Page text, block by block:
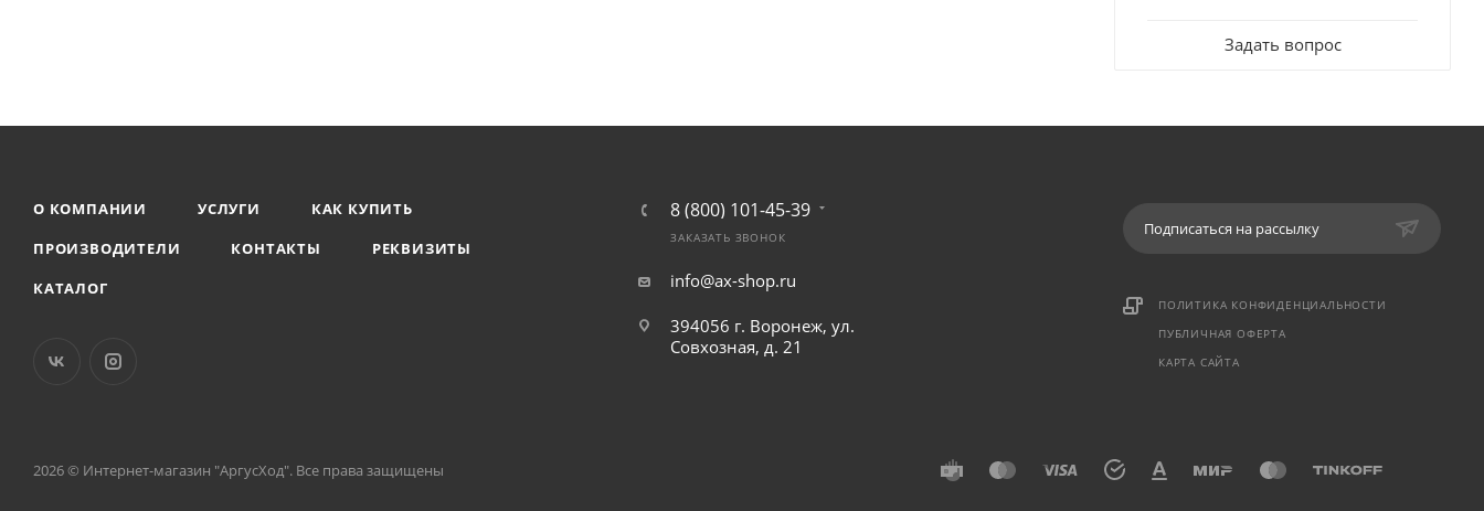
Задать вопрос
О КОМПАНИИ УСЛУГИ
КАК КУПИТЬ
ПРОИЗВОДИТЕЛИ
КОНТАКТЫ
РЕКВИЗИТЫ
КАТАЛОГ
8 (800) 101-45-39
ЗАКАЗАТЬ ЗВОНОК
info@ax-shop.ru
394056 г. Воронеж, ул.
Совхозная, д. 21
Подписаться на рассылку
ПОЛИТИКА КОНФИДЕНЦИАЛЬНОСТИ
ПУБЛИЧНАЯ ОФЕРТА
КАРТА САЙТА
2026 © Интернет-магазин "АргусХод". Все права защищены